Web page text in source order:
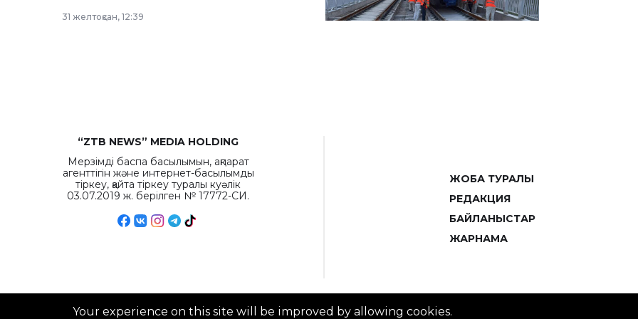
31 желтоқсан, 12:39
“ZTB NEWS” MEDIA HOLDING
Мерзімді баспа басылымын, ақпарат
агенттігін және интернет-басылымды
тіркеу, қайта тіркеу туралы куәлік
03.07.2019 ж. берілген № 17772-СИ.
ЖОБА ТУРАЛЫ
РЕДАКЦИЯ
БАЙЛАНЫСТАР
ЖАРНАМА
Your experience on this site will be improved by allowing cookies.